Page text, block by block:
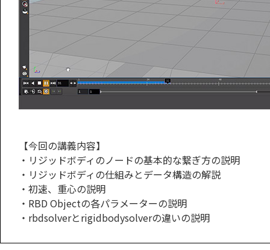
【今回の講義内容】
・リジッドボディのノードの基本的な繋ぎ方の説明
・リジッドボディの仕組みとデータ構造の解説
・初速、重心の説明
・RBD Objectの各パラメーターの説明
・rbdsolverとrigidbodysolverの違いの説明